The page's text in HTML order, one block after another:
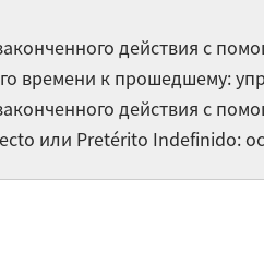
действия с
времени к прошедшему:
действия с
или Pretérito Indefinido: